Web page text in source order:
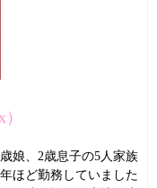
娘、2歳息子の5人家族
ほど勤務していました